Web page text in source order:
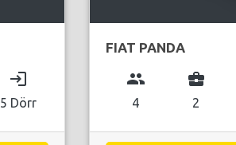
login
5 Dörr
FIAT PANDA
group
4
business_center
2